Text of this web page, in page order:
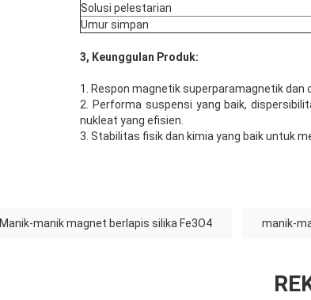
Solusi pelestarian
Umur simpan
3, Keunggulan Produk:
1. Respon magnetik superparamagnetik
2. Performa suspensi yang baik,
nukleat yang efisien.
3. Stabilitas fisik dan kimia yang baik untuk
Manik-manik magnet berlapis silika Fe3O4 manik-